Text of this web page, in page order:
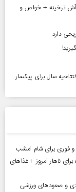
آش ترخینه + خواص و
دارد
و ساده برای ناهار امروز + غذاهای
و صعودهای ورزشی